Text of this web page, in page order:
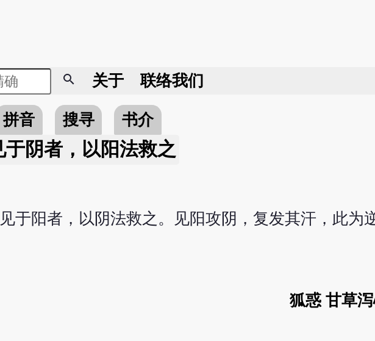
search 关于 联络我们
拼音 搜寻
书介
于阴者，以阳法救之
于阳者，以阴法救之。见阳攻阴，复发其汗，此为
狐惑 甘草